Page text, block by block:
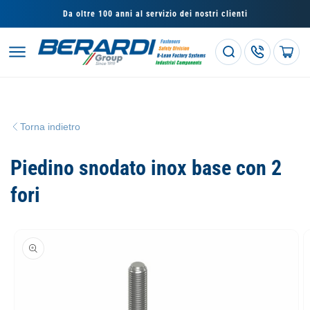
direttamente
ai contenuti
Da oltre 100 anni al servizio dei nostri clienti
Carrello
Torna indietro
Piedino snodato inox base con 2
fori
sul prodotto